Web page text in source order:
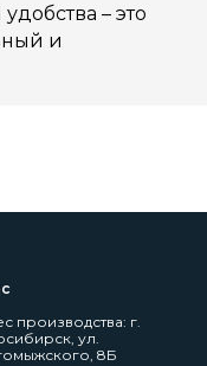
– это
и
производства: г.
ул.
8Б